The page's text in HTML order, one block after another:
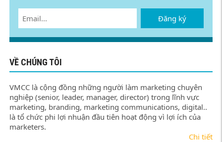
Đăng ký
VỀ CHÚNG TÔI
VMCC là cộng đồng những người làm marketing chuyên
nghiệp (senior, leader, manager, director) trong lĩnh vực
marketing, branding, marketing communications, digital..
là tổ chức phi lợi nhuận đầu tiên hoạt động vì lợi ích của
marketers.
Chi tiết